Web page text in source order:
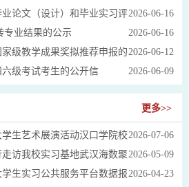
2026-06-16
论文（设计）和毕业实习评
2026-06-16
专业结果的公示
2026-06-12
级教学成果奖拟推荐申报的
2026-06-09
级考试考生的公开信
更多>>
2026-07-06
生艺术展演活动汉口学院校
2026-05-09
访我校实习基地武汉海数聚
2026-04-23
生实习公共服务平台数据报